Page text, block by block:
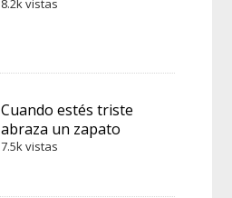
8.2k vistas
Cuando estés triste
abraza un zapato
7.5k vistas